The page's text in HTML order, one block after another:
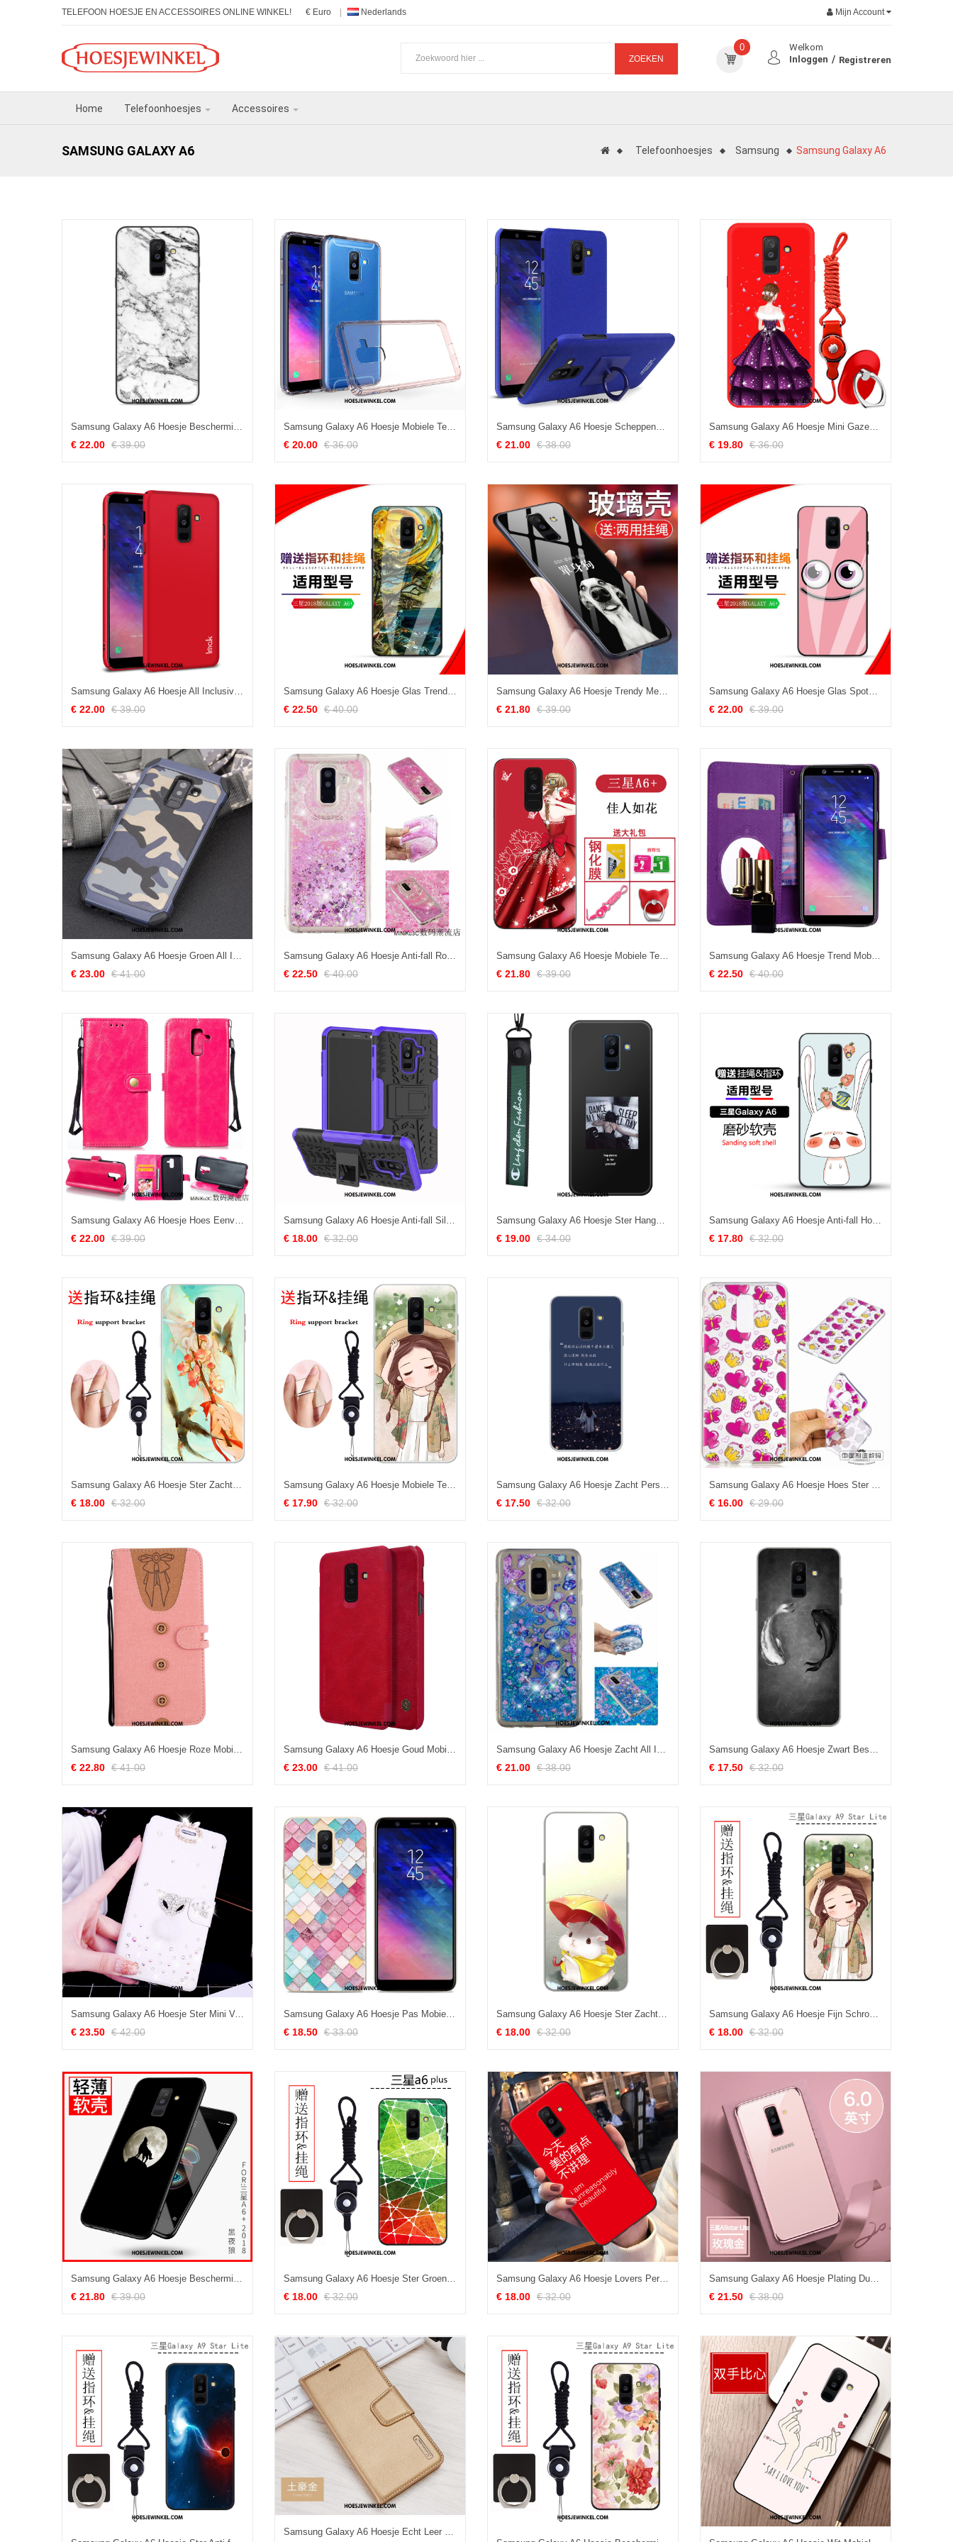
TELEFOON HOESJE EN ACCESSOIRES ONLINE WINKEL! € Euro Nederlands Mijn Account
ZOEKEN
Welkom
Inloggen
Registreren
0
Home Telefoonhoesjes Accessoires
SAMSUNG GALAXY A6 Telefoonhoesjes Samsung Samsung Galaxy A6
Samsung Galaxy A6 Hoesje Bescherming Ster Houtnerf, Samsung Galaxy A6 Hoesje Mobiele Telefoon Siliconen Braun
€ 22.00 € 39.00
Samsung Galaxy A6 Hoesje Mobiele Telefoon Ster Omlijsting, Samsung Galaxy A6 Hoesje Bescherming Hoes
€ 20.00 € 36.00
Samsung Galaxy A6 Hoesje Scheppend Schrobben Ster, Samsung Galaxy A6 Hoesje Ring Hoes
€ 21.00 € 38.00
Samsung Galaxy A6 Hoesje Mini Gazen Europa, Samsung Galaxy A6 Hoesje Eenvoudige Purper
€ 19.80 € 36.00
Samsung Galaxy A6 Hoesje All Inclusive Slijtvast Ster, Samsung Galaxy A6 Hoesje Mobiele Telefoon Rood
€ 22.00 € 39.00
Samsung Galaxy A6 Hoesje Glas Trend Geel, Samsung Galaxy A6 Hoesje Hoes Bescherming
€ 22.50 € 40.00
Samsung Galaxy A6 Hoesje Trendy Merk Hoes Anti-fall, Samsung Galaxy A6 Hoesje Kat Spotprent
€ 21.80 € 39.00
Samsung Galaxy A6 Hoesje Glas Spotprent Ster, Samsung Galaxy A6 Hoesje Mobiele Telefoon Anti-fall
€ 22.00 € 39.00
Samsung Galaxy A6 Hoesje Groen All Inclusive Bescherming, Samsung Galaxy A6 Hoesje Mobiele Telefoon Anti-fall
€ 23.00 € 41.00
Samsung Galaxy A6 Hoesje Anti-fall Roze Mobiele Telefoon, Samsung Galaxy A6 Hoesje Drijfzand Ster
€ 22.50 € 40.00
Samsung Galaxy A6 Hoesje Mobiele Telefoon Zacht Siliconen, Samsung Galaxy A6 Hoesje Ster Rood
€ 21.80 € 39.00
Samsung Galaxy A6 Hoesje Trend Mobiele Telefoon Purper, Samsung Galaxy A6 Hoesje Leren Etui Ondersteuning
€ 22.50 € 40.00
Samsung Galaxy A6 Hoesje Hoes Eenvoudige Anti-fall, Samsung Galaxy A6 Hoesje All Inclusive Rood
€ 22.00 € 39.00
Samsung Galaxy A6 Hoesje Anti-fall Siliconen Patroon, Samsung Galaxy A6 Hoesje Ster Mobiele Telefoon
€ 18.00 € 32.00
Samsung Galaxy A6 Hoesje Ster Hanger Anti-fall, Samsung Galaxy A6 Hoesje Zacht Mobiele Telefoon
€ 19.00 € 34.00
Samsung Galaxy A6 Hoesje Anti-fall Hoes Mooie, Samsung Galaxy A6 Hoesje Mobiele Telefoon Bescherming
€ 17.80 € 32.00
Samsung Galaxy A6 Hoesje Ster Zacht Scheppend, Samsung Galaxy A6 Hoesje Mobiele Telefoon Groen
€ 18.00 € 32.00
Samsung Galaxy A6 Hoesje Mobiele Telefoon Scheppend Spotprent, Samsung Galaxy A6 Hoesje Mooie Trend
€ 17.90 € 32.00
Samsung Galaxy A6 Hoesje Zacht Persoonlijk Ster, Samsung Galaxy A6 Hoesje Mobiele Telefoon Scheppend
€ 17.50 € 32.00
Samsung Galaxy A6 Hoesje Hoes Ster Bescherming, Samsung Galaxy A6 Hoesje Siliconen Doorzichtig
€ 16.00 € 29.00
Samsung Galaxy A6 Hoesje Roze Mobiele Telefoon Zacht, Samsung Galaxy A6 Hoesje Folio Siliconen
€ 22.80 € 41.00
Samsung Galaxy A6 Hoesje Goud Mobiele Telefoon Rood, Samsung Galaxy A6 Hoesje Ster Leren Etui
€ 23.00 € 41.00
Samsung Galaxy A6 Hoesje Zacht All Inclusive Anti-fall, Samsung Galaxy A6 Hoesje Drijfzand Blauw
€ 21.00 € 38.00
Samsung Galaxy A6 Hoesje Zwart Bescherming Ster, Samsung Galaxy A6 Hoesje Spotprent Hoes
€ 17.50 € 32.00
Samsung Galaxy A6 Hoesje Ster Mini Vos, Samsung Galaxy A6 Hoesje Wit Zacht
€ 23.50 € 42.00
Samsung Galaxy A6 Hoesje Pas Mobiele Telefoon Patroon, Samsung Galaxy A6 Hoesje Hoes Ster
€ 18.50 € 33.00
Samsung Galaxy A6 Hoesje Ster Zacht Spotprent, Samsung Galaxy A6 Hoesje Geel Hoes
€ 18.00 € 32.00
Samsung Galaxy A6 Hoesje Fijn Schrobben Mobiele Telefoon, Samsung Galaxy A6 Hoesje Persoonlijk Groen
€ 18.00 € 32.00
Samsung Galaxy A6 Hoesje Bescherming Zwart Ster, Samsung Galaxy A6 Hoesje Net Red All Inclusive
€ 21.80 € 39.00
Samsung Galaxy A6 Hoesje Ster Groen Schrobben, Samsung Galaxy A6 Hoesje Hoes Siliconen
€ 18.00 € 32.00
Samsung Galaxy A6 Hoesje Lovers Persoonlijk Anti-fall, Samsung Galaxy A6 Hoesje Hanger Mobiele Telefoon
€ 18.00 € 32.00
Samsung Galaxy A6 Hoesje Plating Dun Zacht, Samsung Galaxy A6 Hoesje Ster Mobiele Telefoon
€ 21.50 € 38.00
Samsung Galaxy A6 Hoesje Echt Leer Hoes Mobiele Telefoon, Samsung Galaxy A6 Hoesje Siliconen Folio